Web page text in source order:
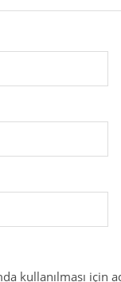
kullanılması için